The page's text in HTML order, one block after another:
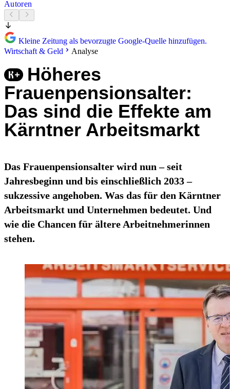
Autoren
Kleine Zeitung als bevorzugte Google-Quelle hinzufügen.
Wirtschaft & Geld
Analyse
Höheres
Frauenpensionsalter:
Das sind die Effekte am
Kärntner Arbeitsmarkt
Das Frauenpensionsalter wird nun – seit
Jahresbeginn und bis einschließlich 2033 –
sukzessive angehoben. Was das für den Kärntner
Arbeitsmarkt und Unternehmen bedeutet. Und
wie die Chancen für ältere Arbeitnehmerinnen
stehen.